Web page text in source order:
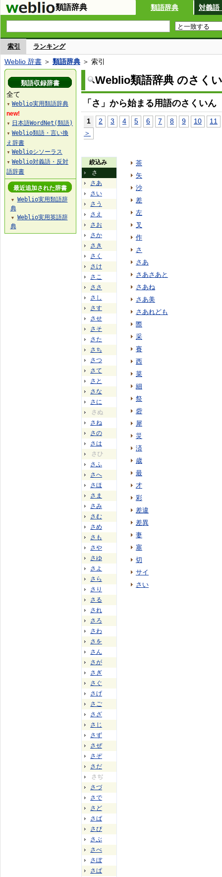
類語辞典 類語辞典 対義語
索引 ランキング
Weblio 辞書 ＞ 類語辞典 ＞ 索引
Weblio類語辞典 のさく
「さ」から始まる用語のさくいん
1 2 3 4 5 6 7 8 9 10
11
＞
絞込み
さ
さあ
さい
さう
さえ
さお
さか
さき
さく
さけ
さこ
ささ
さし
さす
させ
さそ
さた
さち
さつ
さて
さと
さな
さに
さぬ
さね
さの
さは
さひ
さふ
さへ
さほ
さま
さみ
さむ
さめ
さも
さや
さゆ
さよ
さら
さり
さる
され
さろ
さわ
さを
さん
さが
さぎ
さぐ
さげ
さご
さざ
さじ
さず
さぜ
さぞ
さだ
さぢ
さづ
さで
さど
さば
さび
さぶ
さべ
さぼ
さぱ
茶
矢
沙
差
左
叉
作
さ
さあ
さあさあと
さあね
さあ美
さあれども
際
采
賽
西
菜
細
祭
砦
犀
災
済
歳
最
才
彩
差違
差異
妻
塞
切
サイ
さい
類語収録辞書
全て
▼ Weblio実用類語辞典
new!
▼ 日本語WordNet(類語)
▼ Weblio類語・言い換
え辞書
▼ Weblioシソーラス
▼ Weblio対義語・反対
語辞書
最近追加された辞書
▼
Weblio実用類語辞
典
▼
Weblio実用英語辞
典